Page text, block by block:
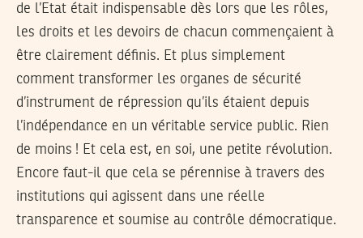
de l’Etat était indispensable dès lors que les rôles,
les droits et les devoirs de chacun commençaient à
être clairement définis. Et plus simplement
comment transformer les organes de sécurité
d’instrument de répression qu’ils étaient depuis
l’indépendance en un véritable service public. Rien
de moins ! Et cela est, en soi, une petite révolution.
Encore faut-il que cela se pérennise à travers des
institutions qui agissent dans une réelle
transparence et soumise au contrôle démocratique.